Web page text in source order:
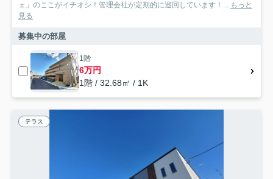
ェ」のここがイチオシ！管理会社が定期的に巡回しています！... もっと
見る
募集中の部屋
1階
6万円
1階 / 32.68㎡ / 1K
テラス